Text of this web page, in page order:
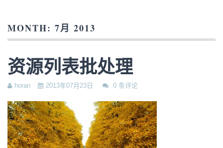
管理
MONTH: 7月 2013
资源列表批处理
horan 2013年07月23日 0 条评论